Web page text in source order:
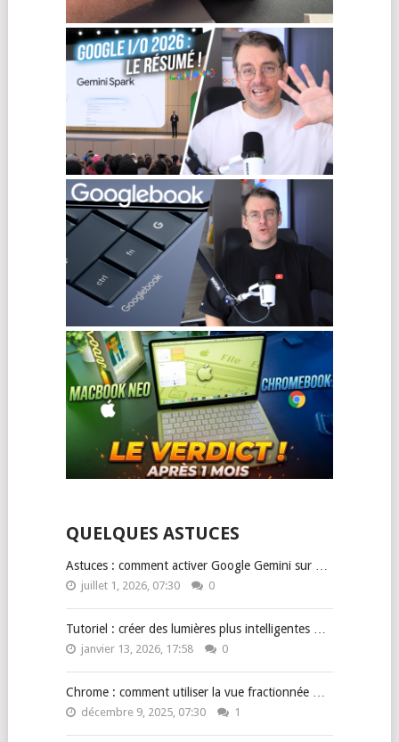
QUELQUES ASTUCES
Astuces : comment activer Google Gemini sur …
juillet 1, 2026, 07:30 0
Tutoriel : créer des lumières plus intelligentes …
janvier 13, 2026, 17:58 0
Chrome : comment utiliser la vue fractionnée …
décembre 9, 2025, 07:30 1